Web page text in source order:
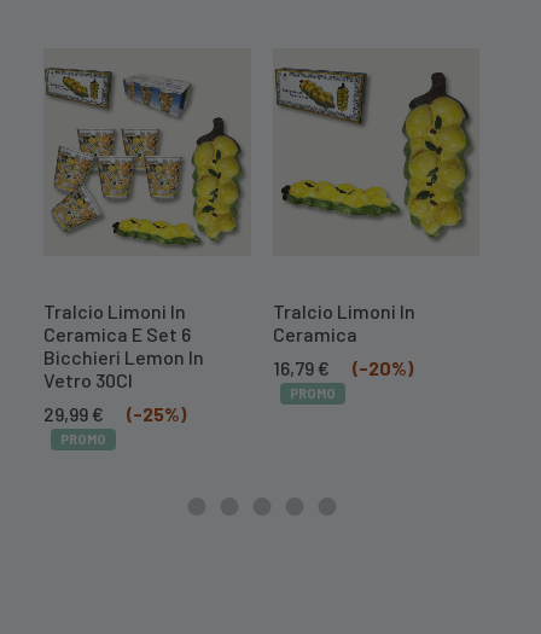
Tralcio Limoni In
Ceramica E Set 6
Bicchieri Lemon In
Vetro 30Cl
Il
prezzo
originale
29,99€
prezzo
(-25%)
PROMO
Tralcio Limoni In
Ceramica
Il
prezzo
originale
16,79€
prezzo
attuale
(-20%)
PROMO